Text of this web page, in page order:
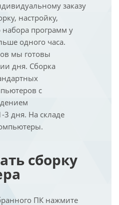
заказу
настройку,
набора программ у
одного часа.
мы готовы
дня. Сборка
с
3 дня. На складе
сборку
ПК нажмите